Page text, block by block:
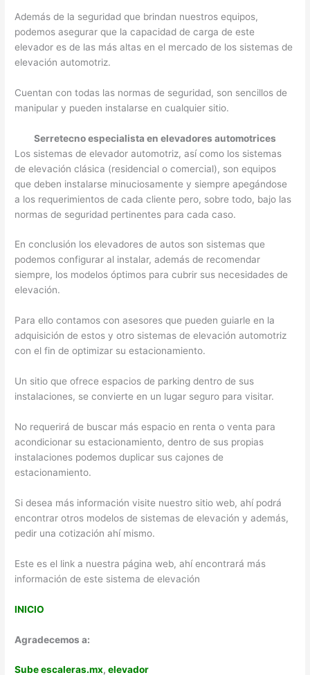
Además de la seguridad que brindan nuestros equipos,
podemos asegurar que la capacidad de carga de este
elevador es de las más altas en el mercado de los sistemas de
elevación automotriz.
Cuentan con todas las normas de seguridad, son sencillos de
manipular y pueden instalarse en cualquier sitio.
Serretecno especialista en elevadores automotrices
Los sistemas de elevador automotriz, así como los sistemas
de elevación clásica (residencial o comercial), son equipos
que deben instalarse minuciosamente y siempre apegándose
a los requerimientos de cada cliente pero, sobre todo, bajo las
normas de seguridad pertinentes para cada caso.
En conclusión los elevadores de autos son sistemas que
podemos configurar al instalar, además de recomendar
siempre, los modelos óptimos para cubrir sus necesidades de
elevación.
Para ello contamos con asesores que pueden guiarle en la
adquisición de estos y otro sistemas de elevación automotriz
con el fin de optimizar su estacionamiento.
Un sitio que ofrece espacios de parking dentro de sus
instalaciones, se convierte en un lugar seguro para visitar.
No requerirá de buscar más espacio en renta o venta para
acondicionar su estacionamiento, dentro de sus propias
instalaciones podemos duplicar sus cajones de
estacionamiento.
Si desea más información visite nuestro sitio web, ahí podrá
encontrar otros modelos de sistemas de elevación y además,
pedir una cotización ahí mismo.
Este es el link a nuestra página web, ahí encontrará más
información de este sistema de elevación
INICIO
Agradecemos a:
Sube escaleras.mx,elevador